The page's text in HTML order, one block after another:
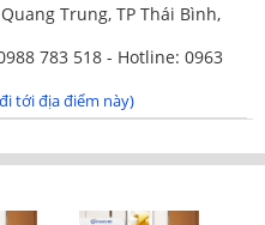
Trung, TP Thái Bình,
783 518 - Hotline: 0963
tới địa điểm này)